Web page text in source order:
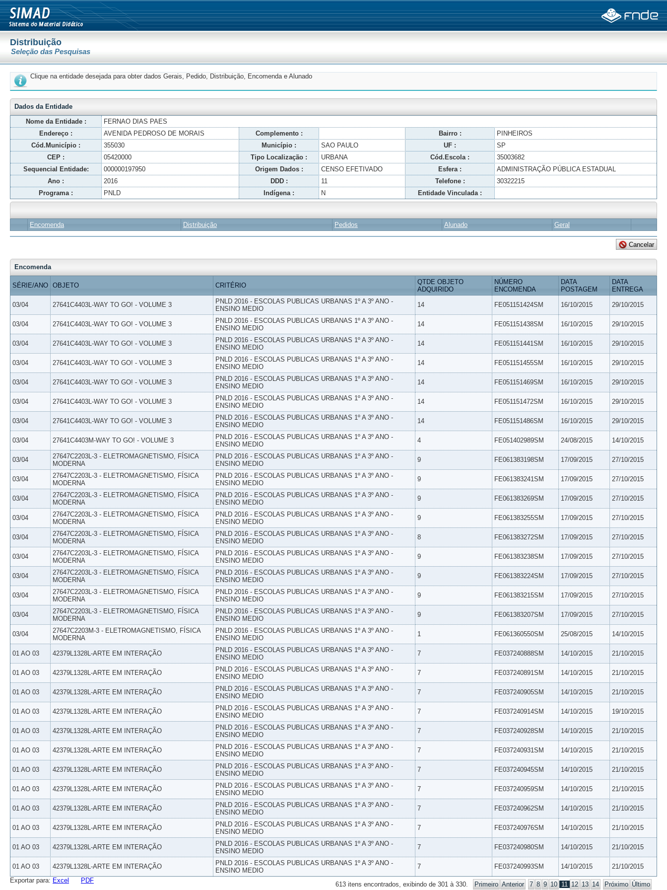
Distribuição
Seleção das Pesquisas
Clique na entidade desejada para obter dados Gerais, Pedido, Distribuição, Encomenda e Alunado
Dados da Entidade
Nome da Entidade :
FERNAO DIAS PAES
Endereço :
AVENIDA PEDROSO DE MORAIS Complemento : Bairro :
PINHEIROS
Cód.Município :
355030 Município : SAO PAULO UF :
SP
CEP :
05420000 Tipo Localização : URBANA Cód.Escola :
35003682
Sequencial Entidade:
000000197950 Origem Dados : CENSO EFETIVADO Esfera :
ADMINISTRAÇÃO PÚBLICA ESTADUAL
Ano :
2016 DDD : 11 Telefone :
30322215
Programa :
PNLD Indígena : N Entidade Vinculada :
Encomenda Distribuição Pedidos Alunado Geral
Encomenda
SÉRIE/ANO OBJETO CRITÉRIO
QTDE OBJETO
ADQUIRIDO
NÚMERO
ENCOMENDA
DATA
POSTAGEM
DATA
ENTREGA
03/04 27641C4403L-WAY TO GO! - VOLUME 3
PNLD 2016 - ESCOLAS PUBLICAS URBANAS 1º A 3º ANO -
ENSINO MEDIO
14 FE051151424SM 16/10/2015 29/10/2015
03/04 27641C4403L-WAY TO GO! - VOLUME 3
PNLD 2016 - ESCOLAS PUBLICAS URBANAS 1º A 3º ANO -
ENSINO MEDIO
14 FE051151438SM 16/10/2015 29/10/2015
03/04 27641C4403L-WAY TO GO! - VOLUME 3
PNLD 2016 - ESCOLAS PUBLICAS URBANAS 1º A 3º ANO -
ENSINO MEDIO
14 FE051151441SM 16/10/2015 29/10/2015
03/04 27641C4403L-WAY TO GO! - VOLUME 3
PNLD 2016 - ESCOLAS PUBLICAS URBANAS 1º A 3º ANO -
ENSINO MEDIO
14 FE051151455SM 16/10/2015 29/10/2015
03/04 27641C4403L-WAY TO GO! - VOLUME 3
PNLD 2016 - ESCOLAS PUBLICAS URBANAS 1º A 3º ANO -
ENSINO MEDIO
14 FE051151469SM 16/10/2015 29/10/2015
03/04 27641C4403L-WAY TO GO! - VOLUME 3
PNLD 2016 - ESCOLAS PUBLICAS URBANAS 1º A 3º ANO -
ENSINO MEDIO
14 FE051151472SM 16/10/2015 29/10/2015
03/04 27641C4403L-WAY TO GO! - VOLUME 3
PNLD 2016 - ESCOLAS PUBLICAS URBANAS 1º A 3º ANO -
ENSINO MEDIO
14 FE051151486SM 16/10/2015 29/10/2015
03/04 27641C4403M-WAY TO GO! - VOLUME 3
PNLD 2016 - ESCOLAS PUBLICAS URBANAS 1º A 3º ANO -
ENSINO MEDIO
4 FE051402989SM 24/08/2015 14/10/2015
03/04
27647C2203L-3 - ELETROMAGNETISMO, FÍSICA
MODERNA
PNLD 2016 - ESCOLAS PUBLICAS URBANAS 1º A 3º ANO -
ENSINO MEDIO
9 FE061383198SM 17/09/2015 27/10/2015
03/04
27647C2203L-3 - ELETROMAGNETISMO, FÍSICA
MODERNA
PNLD 2016 - ESCOLAS PUBLICAS URBANAS 1º A 3º ANO -
ENSINO MEDIO
9 FE061383241SM 17/09/2015 27/10/2015
03/04
27647C2203L-3 - ELETROMAGNETISMO, FÍSICA
MODERNA
PNLD 2016 - ESCOLAS PUBLICAS URBANAS 1º A 3º ANO -
ENSINO MEDIO
9 FE061383269SM 17/09/2015 27/10/2015
03/04
27647C2203L-3 - ELETROMAGNETISMO, FÍSICA
MODERNA
PNLD 2016 - ESCOLAS PUBLICAS URBANAS 1º A 3º ANO -
ENSINO MEDIO
9 FE061383255SM 17/09/2015 27/10/2015
03/04
27647C2203L-3 - ELETROMAGNETISMO, FÍSICA
MODERNA
PNLD 2016 - ESCOLAS PUBLICAS URBANAS 1º A 3º ANO -
ENSINO MEDIO
8 FE061383272SM 17/09/2015 27/10/2015
03/04
27647C2203L-3 - ELETROMAGNETISMO, FÍSICA
MODERNA
PNLD 2016 - ESCOLAS PUBLICAS URBANAS 1º A 3º ANO -
ENSINO MEDIO
9 FE061383238SM 17/09/2015 27/10/2015
03/04
27647C2203L-3 - ELETROMAGNETISMO, FÍSICA
MODERNA
PNLD 2016 - ESCOLAS PUBLICAS URBANAS 1º A 3º ANO -
ENSINO MEDIO
9 FE061383224SM 17/09/2015 27/10/2015
03/04
27647C2203L-3 - ELETROMAGNETISMO, FÍSICA
MODERNA
PNLD 2016 - ESCOLAS PUBLICAS URBANAS 1º A 3º ANO -
ENSINO MEDIO
9 FE061383215SM 17/09/2015 27/10/2015
03/04
27647C2203L-3 - ELETROMAGNETISMO, FÍSICA
MODERNA
PNLD 2016 - ESCOLAS PUBLICAS URBANAS 1º A 3º ANO -
ENSINO MEDIO
9 FE061383207SM 17/09/2015 27/10/2015
03/04
27647C2203M-3 - ELETROMAGNETISMO, FÍSICA
MODERNA
PNLD 2016 - ESCOLAS PUBLICAS URBANAS 1º A 3º ANO -
ENSINO MEDIO
1 FE061360550SM 25/08/2015 14/10/2015
01 AO 03 42379L1328L-ARTE EM INTERAÇÃO
PNLD 2016 - ESCOLAS PUBLICAS URBANAS 1º A 3º ANO -
ENSINO MEDIO
7 FE037240888SM 14/10/2015 21/10/2015
01 AO 03 42379L1328L-ARTE EM INTERAÇÃO
PNLD 2016 - ESCOLAS PUBLICAS URBANAS 1º A 3º ANO -
ENSINO MEDIO
7 FE037240891SM 14/10/2015 21/10/2015
01 AO 03 42379L1328L-ARTE EM INTERAÇÃO
PNLD 2016 - ESCOLAS PUBLICAS URBANAS 1º A 3º ANO -
ENSINO MEDIO
7 FE037240905SM 14/10/2015 21/10/2015
01 AO 03 42379L1328L-ARTE EM INTERAÇÃO
PNLD 2016 - ESCOLAS PUBLICAS URBANAS 1º A 3º ANO -
ENSINO MEDIO
7 FE037240914SM 14/10/2015 19/10/2015
01 AO 03 42379L1328L-ARTE EM INTERAÇÃO
PNLD 2016 - ESCOLAS PUBLICAS URBANAS 1º A 3º ANO -
ENSINO MEDIO
7 FE037240928SM 14/10/2015 21/10/2015
01 AO 03 42379L1328L-ARTE EM INTERAÇÃO
PNLD 2016 - ESCOLAS PUBLICAS URBANAS 1º A 3º ANO -
ENSINO MEDIO
7 FE037240931SM 14/10/2015 21/10/2015
01 AO 03 42379L1328L-ARTE EM INTERAÇÃO
PNLD 2016 - ESCOLAS PUBLICAS URBANAS 1º A 3º ANO -
ENSINO MEDIO
7 FE037240945SM 14/10/2015 21/10/2015
01 AO 03 42379L1328L-ARTE EM INTERAÇÃO
PNLD 2016 - ESCOLAS PUBLICAS URBANAS 1º A 3º ANO -
ENSINO MEDIO
7 FE037240959SM 14/10/2015 21/10/2015
01 AO 03 42379L1328L-ARTE EM INTERAÇÃO
PNLD 2016 - ESCOLAS PUBLICAS URBANAS 1º A 3º ANO -
ENSINO MEDIO
7 FE037240962SM 14/10/2015 21/10/2015
01 AO 03 42379L1328L-ARTE EM INTERAÇÃO
PNLD 2016 - ESCOLAS PUBLICAS URBANAS 1º A 3º ANO -
ENSINO MEDIO
7 FE037240976SM 14/10/2015 21/10/2015
01 AO 03 42379L1328L-ARTE EM INTERAÇÃO
PNLD 2016 - ESCOLAS PUBLICAS URBANAS 1º A 3º ANO -
ENSINO MEDIO
7 FE037240980SM 14/10/2015 21/10/2015
01 AO 03 42379L1328L-ARTE EM INTERAÇÃO
PNLD 2016 - ESCOLAS PUBLICAS URBANAS 1º A 3º ANO -
ENSINO MEDIO
7 FE037240993SM 14/10/2015 21/10/2015
613 itens encontrados, exibindo de 301 à 330. Primeiro Anterior 7 8 9 10 11 12 13 14 Próximo Último
Exportar para: Excel PDF